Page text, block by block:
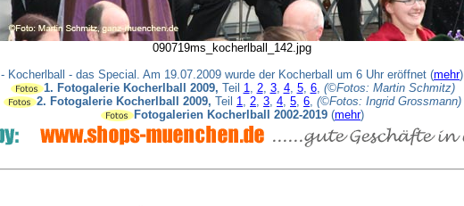
090719ms_kocherlball_142.jpg
- Kocherlball - das Special. Am 19.07.2009 wurde der Kocherball um 6 Uhr eröffnet (mehr)
1. Fotogalerie Kocherlball 2009, Teil 1, 2, 3, 4, 5, 6, (©Fotos: Martin Schmitz)
2. Fotogalerie Kocherlball 2009, Teil 1, 2, 3, 4, 5, 6, (©Fotos: Ingrid Grossmann)
Fotogalerien Kocherlball 2002-2019 (mehr)